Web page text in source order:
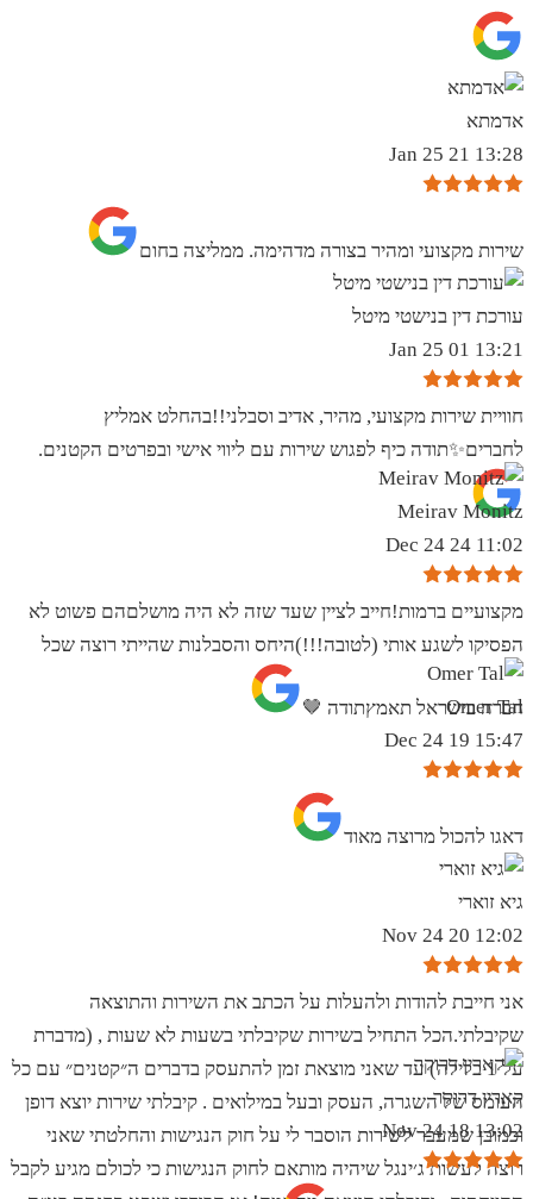
אדמתא
13:28 21 Jan 25
שירות מקצועי ומהיר בצורה מדהימה. ממליצה בחום
עורכת דין בנישטי מיטל
13:21 01 Jan 25
חוויית שירות מקצועי, מהיר, אדיב וסבלני!!בהחלט אמליץ
לחברים✨️תודה כיף לפגוש שירות עם ליווי אישי ובפרטים הקטנים.
Meirav Monitz
11:02 24 Dec 24
מקצועיים ברמות!חייב לציין שעד שזה לא היה מושלםהם פשוט לא
הפסיקו לשגע אותי (לטובה!!!)היחס והסבלנות שהייתי רוצה שכל
חברה בישראל תאמץתודה 🤎
Omer Tal
15:47 19 Dec 24
‏דאגו להכול מרוצה מאוד
גיא זוארי
12:02 20 Nov 24
אני חייבת להודות ולהעלות על הכתב את השירות והתוצאה
שקיבלתי.הכל התחיל בשירות שקיבלתי בשעות לא שעות , (מדברת
על 1 בלילה) עד שאני מוצאת זמן להתעסק בדברים ה״קטנים״ עם כל
העומס של השגרה, העסק ובעל במילואים . קיבלתי שירות יוצא דופן
וכמובן שמעבר לשירות הוסבר לי על חוק הנגישות והחלטתי שאני
רוצה לעשות ג׳ינגל שיהיה מותאם לחוק הנגישות כי לכולם מגיע לקבל
קארין דרוקר
13:02 18 Nov 24